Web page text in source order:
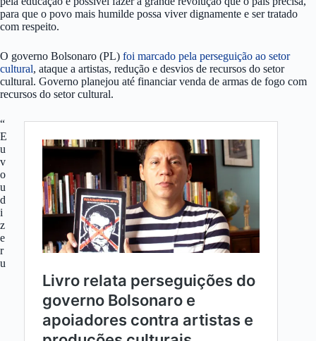
para que o povo mais humilde possa viver dignamente e ser tratado
com respeito.
O governo Bolsonaro (PL) foi marcado pela perseguição ao setor
cultural, ataque a artistas, redução e desvios de recursos do setor
cultural. Governo planejou até financiar venda de armas de fogo com
recursos do setor cultural.
“
E
u
v
o
u
d
i
z
e
r
u